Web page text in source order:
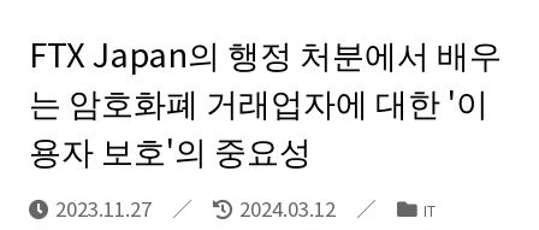
FTX Japan의 행정 처분에서 배우
는 암호화폐 거래업자에 대한 '이
용자 보호'의 중요성
2023.11.27 2024.03.12 IT